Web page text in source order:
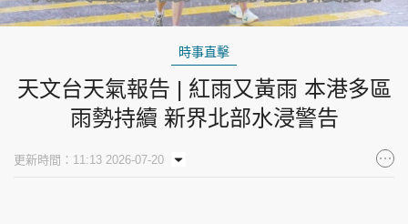
時事直擊
天文台天氣報告 | 紅雨又黃雨 本港多區
雨勢持續 新界北部水浸警告
更新時間：11:13 2026-07-20